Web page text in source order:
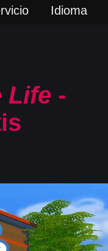
Idioma
Life -